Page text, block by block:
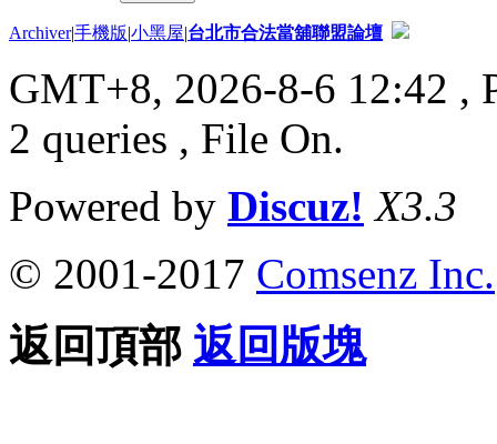
Archiver|手機版|小黑屋|台北市合法當舖聯盟論壇
GMT+8, 2026-8-6 12:42 ,
2 queries , File On.
Powered by Discuz! X3.3
© 2001-2017 Comsenz Inc.
返回頂部 返回版塊